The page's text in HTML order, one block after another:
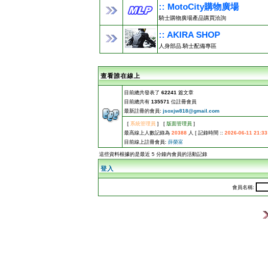
:: MotoCity購物廣場
騎士購物廣場產品購買洽詢
:: AKIRA SHOP
人身部品.騎士配備專區
查看誰在線上
目前總共發表了 62241 篇文章
目前總共有 135571 位註冊會員
最新註冊的會員: jsoxjw818@gmail.com
[ 系統管理員 ] [ 版面管理員 ]
最高線上人數記錄為 20388 人 [ 記錄時間 :: 2026-06-11 21:33
目前線上註冊會員: 薛榮富
這些資料根據的是最近 5 分鐘內會員的活動記錄
登入
會員名稱: